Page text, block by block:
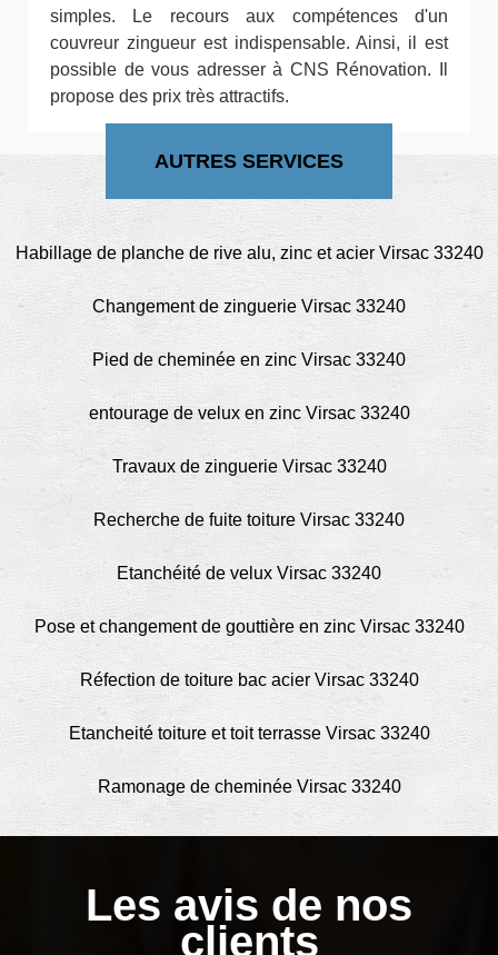
simples. Le recours aux compétences d'un
couvreur zingueur est indispensable. Ainsi, il est
possible de vous adresser à CNS Rénovation. Il
propose des prix très attractifs.
AUTRES SERVICES
Habillage de planche de rive alu, zinc et acier Virsac 33240
Changement de zinguerie Virsac 33240
Pied de cheminée en zinc Virsac 33240
entourage de velux en zinc Virsac 33240
Travaux de zinguerie Virsac 33240
Recherche de fuite toiture Virsac 33240
Etanchéité de velux Virsac 33240
Pose et changement de gouttière en zinc Virsac 33240
Réfection de toiture bac acier Virsac 33240
Etancheité toiture et toit terrasse Virsac 33240
Ramonage de cheminée Virsac 33240
Les avis de nos
clients